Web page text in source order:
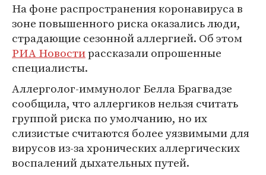
На фоне распространения коронавируса в
зоне повышенного риска оказались люди,
страдающие сезонной аллергией. Об этом
РИА Новостирассказали опрошенные
специалисты.
Аллерголог-иммунолог Белла Брагвадзе
сообщила, что аллергиков нельзя считать
группой риска по умолчанию, но их
слизистые считаются более уязвимыми для
вирусов из-за хронических аллергических
воспалений дыхательных путей.